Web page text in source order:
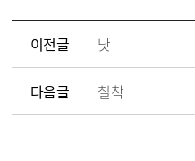
이전글 낫
다음글 철착